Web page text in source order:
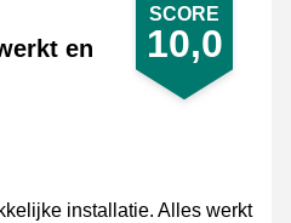
SCORE
10,0
en
installatie. Alles werkt